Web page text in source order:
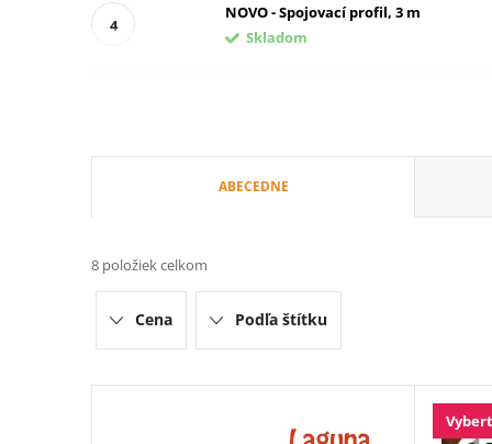
NOVO - Spojovací profil, 3 m
Skladom
a
d
e
n
ABECEDNE
8 položiek celkom
Cena Podľa štítku